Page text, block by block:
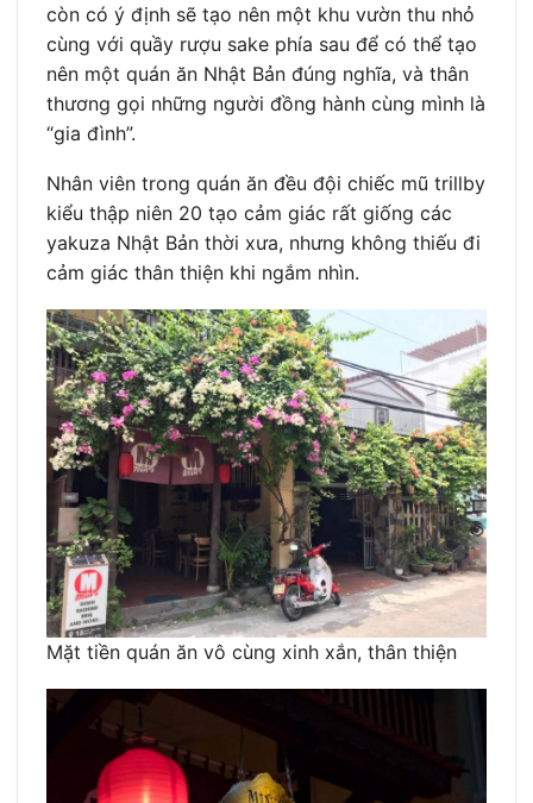
còn có ý định sẽ tạo nên một khu vườn thu nhỏ
cùng với quầy rượu sake phía sau để có thể tạo
nên một quán ăn Nhật Bản đúng nghĩa, và thân
thương gọi những người đồng hành cùng mình là
“gia đình”.
Nhân viên trong quán ăn đều đội chiếc mũ trillby
kiểu thập niên 20 tạo cảm giác rất giống các
yakuza Nhật Bản thời xưa, nhưng không thiếu đi
cảm giác thân thiện khi ngắm nhìn.
Mặt tiền quán ăn vô cùng xinh xắn, thân thiện